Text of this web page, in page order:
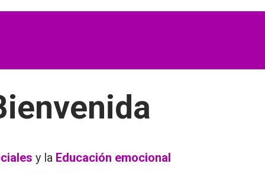
y la Educación emocional